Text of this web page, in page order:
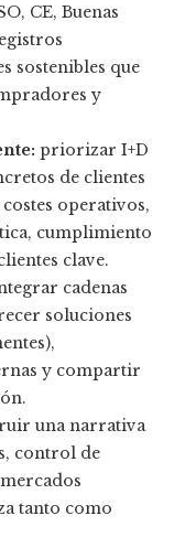
CE, Buenas
sostenibles que
y
priorizar I+D
de clientes
operativos,
cumplimiento
clave.
cadenas
soluciones
y compartir
una narrativa
control de
tanto como